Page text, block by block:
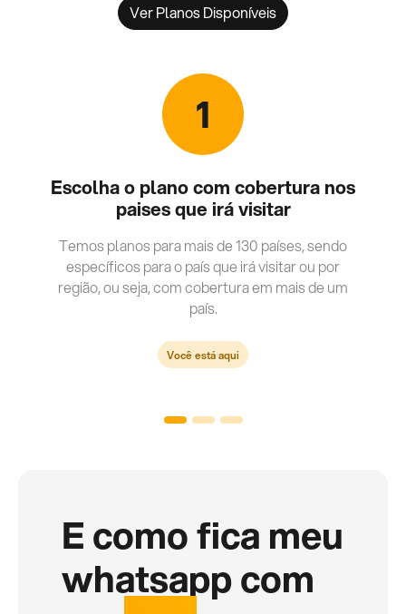
Ver Planos Disponíveis
1
Escolha o plano com cobertura nos
paises que irá visitar
Temos planos para mais de 130 países, sendo
específicos para o país que irá visitar ou por
região, ou seja, com cobertura em mais de um
país.
Você está aqui
E como fica meu
whatsapp com